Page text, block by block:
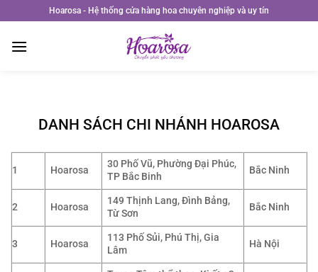
qua
nội
Hoarosa - Hệ thống cửa hàng hoa chuyên nghiệp và uy tín
DANH SÁCH CHI NHÁNH HOAROSA
1 Hoarosa
30 Phố Vũ, Phường Đại Phúc,
TP Bắc Binh
Bắc Ninh
2 Hoarosa
149 Thịnh Lang, Đình Bảng,
Từ Sơn
Bắc Ninh
3 Hoarosa
113 Phố Sủi, Phú Thị, Gia
Lâm
Hà Nội